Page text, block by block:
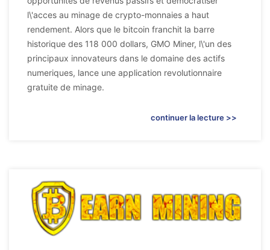
l\'acces au minage de crypto-monnaies a haut
rendement. Alors que le bitcoin franchit la barre
historique des 118 000 dollars, GMO Miner, l\'un des
principaux innovateurs dans le domaine des actifs
numeriques, lance une application revolutionnaire
gratuite de minage.
continuer la lecture >>